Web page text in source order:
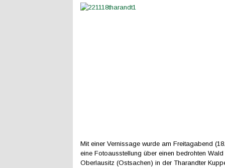
Mit einer Vernissage wurde am Freitagabend
eine Fotoausstellung über einen bedrohten
Oberlausitz (Ostsachen) in der Tharandter